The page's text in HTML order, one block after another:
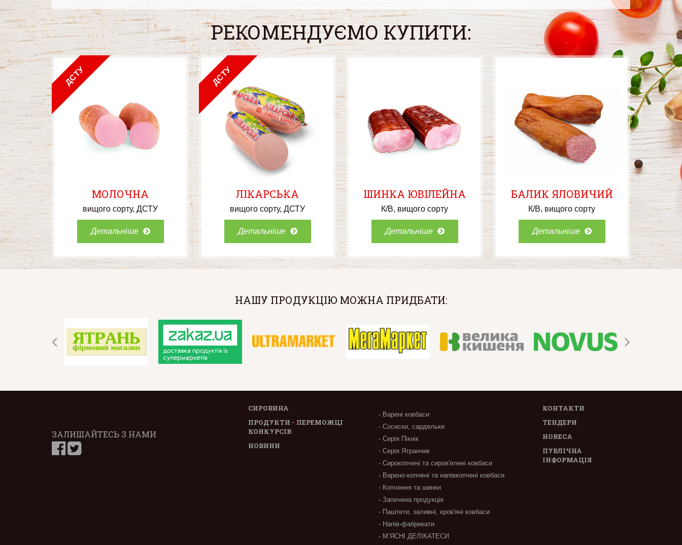
РЕКОМЕНДУЄМО КУПИТИ:
ДСТУ
МОЛОЧНА
вищого сорту ДСТУ
Детальніше
ДСТУ
ЛІКАРСЬКА
вищого сорту ДСТУ
Детальніше
ШИНКА ЮВІЛЕЙНА
К/В вищого сорту
Детальніше
БАЛИК ЯЛОВИЧИЙ
К/В вищого сорту
Детальніше
НАШУ ПРОДУКЦІЮ МОЖНА ПРИДБАТИ:
ЗАЛИШАЙТЕСЬ З НАМИ
СИРОВИНА
ПРОДУКТИ - ПЕРЕМОЖЦІ
КОНКУРСІВ
НОВИНИ
- Варені ковбаси
- Сосиски, сардельки
- Серія Пікнік
- Серія Ятранчик
- Сирокопчені та сиров'ялені ковбаси
- Варено-копчені та напівкопчені ковбаси
- Копчення та шинки
- Запечена продукція
- Паштети, заливні, кров'яні ковбаси
- Напів-фабрикати
- М’ЯСНІ ДЕЛІКАТЕСИ
КОНТАКТИ
ТЕНДЕРИ
HORECA
ПУБЛІЧНА
ІНФОРМАЦІЯ